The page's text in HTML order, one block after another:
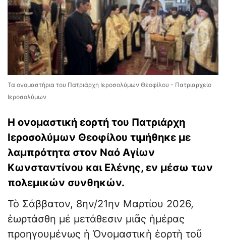
Τα ονομαστήρια του Πατριάρχη Ιεροσολύμων Θεοφίλου - Πατριαρχείο
Ιεροσολύμων
Η ονομαστική εορτή του Πατριάρχη
Ιεροσολύμων Θεοφίλου τιμήθηκε με
λαμπρότητα στον Ναό Αγίων
Κωνσταντίνου και Ελένης, εν μέσω των
πολεμικών συνθηκών.
Τὸ Σάββατον, 8ην/21ην Μαρτίου 2026,
ἑωρτάσθη μέ μετάθεσιν μιᾶς ἡμέρας
προηγουμένως ἡ Ὀνομαστικὴ ἑορτὴ τοῦ